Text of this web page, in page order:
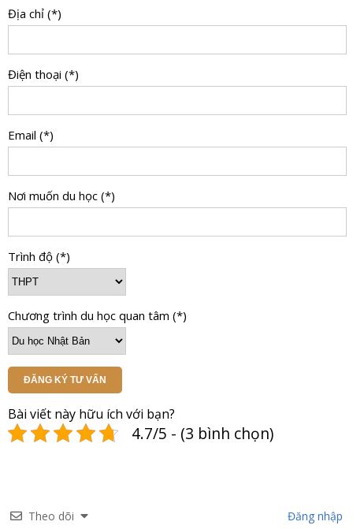
Địa chỉ (*)
Điện thoại (*)
Email (*)
Nơi muốn du học (*)
Trình độ (*)
Chương trình du học quan tâm (*)
ĐĂNG KÝ TƯ VẤN
Bài viết này hữu ích với bạn?
4.7/5 - (3 bình chọn)
Theo dõi Đăng nhập